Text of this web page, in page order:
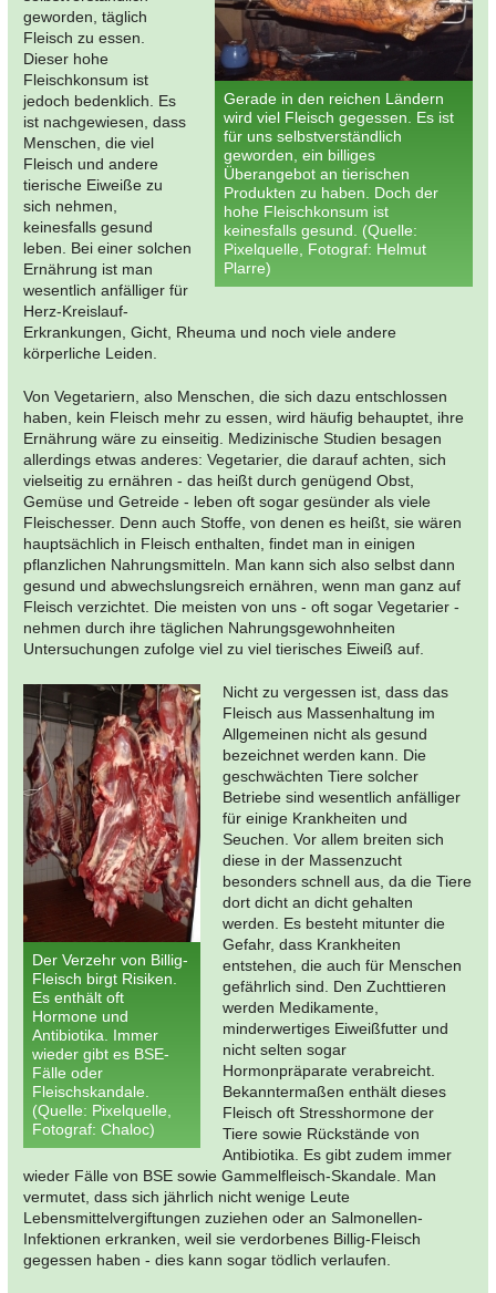
Gerade in den reichen Ländern
wird viel Fleisch gegessen. Es ist
für uns selbstverständlich
geworden, ein billiges
Überangebot an tierischen
Produkten zu haben. Doch der
hohe Fleischkonsum ist
keinesfalls gesund. (Quelle:
Pixelquelle, Fotograf: Helmut
Plarre)
geworden, täglich
Fleisch zu essen.
Dieser hohe
Fleischkonsum ist
jedoch bedenklich. Es
ist nachgewiesen, dass
Menschen, die viel
Fleisch und andere
tierische Eiweiße zu
sich nehmen,
keinesfalls gesund
leben. Bei einer solchen
Ernährung ist man
wesentlich anfälliger für
Herz-Kreislauf-
Erkrankungen, Gicht, Rheuma und noch viele andere
körperliche Leiden.
Von Vegetariern, also Menschen, die sich dazu entschlossen
haben, kein Fleisch mehr zu essen, wird häufig behauptet, ihre
Ernährung wäre zu einseitig. Medizinische Studien besagen
allerdings etwas anderes: Vegetarier, die darauf achten, sich
vielseitig zu ernähren - das heißt durch genügend Obst,
Gemüse und Getreide - leben oft sogar gesünder als viele
Fleischesser. Denn auch Stoffe, von denen es heißt, sie wären
hauptsächlich in Fleisch enthalten, findet man in einigen
pflanzlichen Nahrungsmitteln. Man kann sich also selbst dann
gesund und abwechslungsreich ernähren, wenn man ganz auf
Fleisch verzichtet. Die meisten von uns - oft sogar Vegetarier -
nehmen durch ihre täglichen Nahrungsgewohnheiten
Untersuchungen zufolge viel zu viel tierisches Eiweiß auf.
Der Verzehr von Billig-
Fleisch birgt Risiken.
Es enthält oft
Hormone und
Antibiotika. Immer
wieder gibt es BSE-
Fälle oder
Fleischskandale.
(Quelle: Pixelquelle,
Fotograf: Chaloc)
Nicht zu vergessen ist, dass das
Fleisch aus Massenhaltung im
Allgemeinen nicht als gesund
bezeichnet werden kann. Die
geschwächten Tiere solcher
Betriebe sind wesentlich anfälliger
für einige Krankheiten und
Seuchen. Vor allem breiten sich
diese in der Massenzucht
besonders schnell aus, da die Tiere
dort dicht an dicht gehalten
werden. Es besteht mitunter die
Gefahr, dass Krankheiten
entstehen, die auch für Menschen
gefährlich sind. Den Zuchttieren
werden Medikamente,
minderwertiges Eiweißfutter und
nicht selten sogar
Hormonpräparate verabreicht.
Bekanntermaßen enthält dieses
Fleisch oft Stresshormone der
Tiere sowie Rückstände von
Antibiotika. Es gibt zudem immer
wieder Fälle von BSE sowie Gammelfleisch-Skandale. Man
vermutet, dass sich jährlich nicht wenige Leute
Lebensmittelvergiftungen zuziehen oder an Salmonellen-
Infektionen erkranken, weil sie verdorbenes Billig-Fleisch
gegessen haben - dies kann sogar tödlich verlaufen.